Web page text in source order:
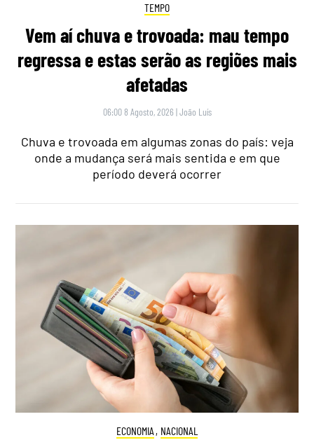
TEMPO
Vem aí chuva e trovoada: mau tempo
regressa e estas serão as regiões mais
afetadas
06:00 8 Agosto, 2026 |João Luís
Chuva e trovoada em algumas zonas do país: veja
onde a mudança será mais sentida e em que
período deverá ocorrer
ECONOMIA , NACIONAL